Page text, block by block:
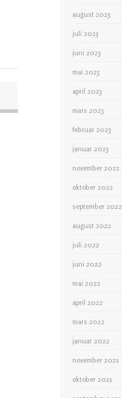
august 2023
juli 2023
juni 2023
mai 2023
april 2023
mars 2023
februar 2023
januar 2023
november 2022
oktober 2022
september 2022
august 2022
juli 2022
juni 2022
mai 2022
april 2022
mars 2022
januar 2022
november 2021
oktober 2021